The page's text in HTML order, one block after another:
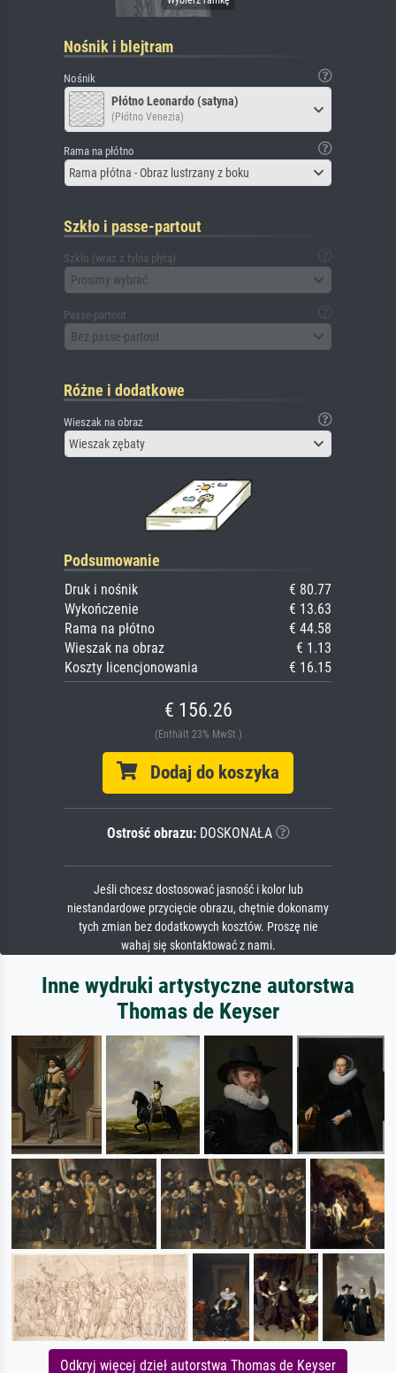
Nośnik i blejtram
Nośnik
Płótno Leonardo (satyna)
(Płótno Venezia)
Rama na płótno
Rama płótna - Obraz lustrzany z boku
Szkło i passe-partout
Szkło (wraz z tylną płytą)
Prosimy wybrać
Passe-partout
Bez passe-partout
Różne i dodatkowe
Wieszak na obraz
Wieszak zębaty
Podsumowanie
Druk i nośnik
€ 80.77
Wykończenie
€ 13.63
Rama na płótno
€ 44.58
Wieszak na obraz
€ 1.13
Koszty licencjonowania
€ 16.15
€ 156.26
(Enthält 23% MwSt.)
Dodaj do koszyka
Ostrość obrazu:DOSKONAŁA
Jeśli chcesz dostosować jasność i kolor lub
niestandardowe przycięcie obrazu, chętnie dokonamy
tych zmian bez dodatkowych kosztów. Proszę nie
wahaj się skontaktować z nami.
Inne wydruki artystyczne autorstwa
Thomas de Keyser
Odkryj więcej dzieł autorstwa Thomas de Keyser